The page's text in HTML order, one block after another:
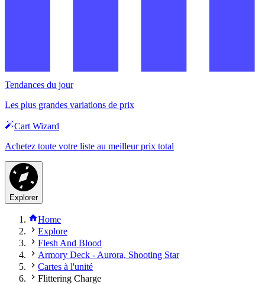
Tendances du jour
Les plus grandes variations de prix
Cart Wizard
Achetez toute votre liste au meilleur prix total
Explorer
Home
Explore
Flesh And Blood
Armory Deck - Aurora, Shooting Star
Cartes à l'unité
Flittering Charge